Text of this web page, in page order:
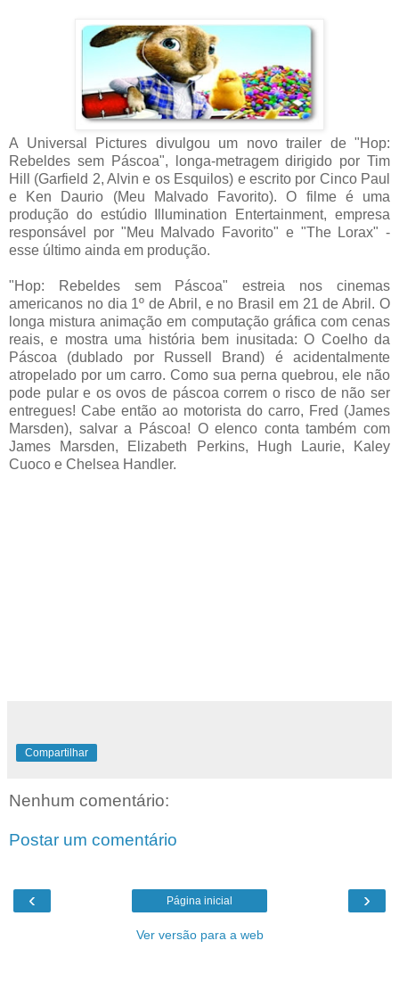
A Universal Pictures divulgou um novo trailer de "Hop:
Rebeldes sem Páscoa", longa-metragem dirigido por Tim
Hill (Garfield 2, Alvin e os Esquilos) e escrito por Cinco Paul
e Ken Daurio (Meu Malvado Favorito). O filme é uma
produção do estúdio Illumination Entertainment, empresa
responsável por "Meu Malvado Favorito" e "The Lorax" -
esse último ainda em produção.
"Hop: Rebeldes sem Páscoa" estreia nos cinemas
americanos no dia 1º de Abril, e no Brasil em 21 de Abril. O
longa mistura animação em computação gráfica com cenas
reais, e mostra uma história bem inusitada: O Coelho da
Páscoa (dublado por Russell Brand) é acidentalmente
atropelado por um carro. Como sua perna quebrou, ele não
pode pular e os ovos de páscoa correm o risco de não ser
entregues! Cabe então ao motorista do carro, Fred (James
Marsden), salvar a Páscoa! O elenco conta também com
James Marsden, Elizabeth Perkins, Hugh Laurie, Kaley
Cuoco e Chelsea Handler.
Compartilhar
Nenhum comentário:
Postar um comentário
‹ ›
Página inicial
Ver versão para a web